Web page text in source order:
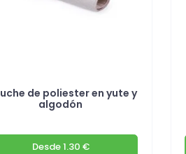
de poliester en yute y
algodón
Desde1.30 €